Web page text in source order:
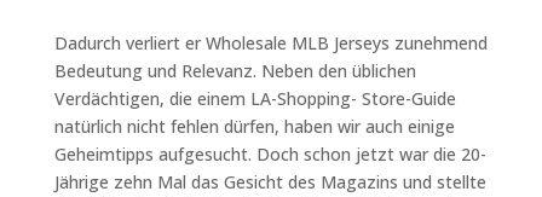
Dadurch verliert er Wholesale MLB Jerseys zunehmend
Bedeutung und Relevanz. Neben den üblichen
Verdächtigen, die einem LA-Shopping- Store-Guide
natürlich nicht fehlen dürfen, haben wir auch einige
Geheimtipps aufgesucht. Doch schon jetzt war die 20-
Jährige zehn Mal das Gesicht des Magazins und stellte